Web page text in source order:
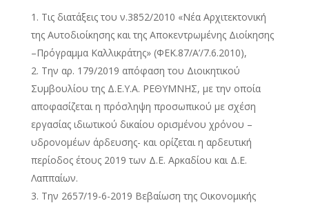
Τις διατάξεις του ν.3852/2010 «Νέα Αρχιτεκτονική
της Αυτοδιοίκησης και της Αποκεντρωμένης Διοίκησης
–Πρόγραμμα Καλλικράτης» (ΦΕΚ.87/Α’/7.6.2010),
Την αρ. 179/2019 απόφαση του Διοικητικού
Συμβουλίου της Δ.Ε.Υ.Α. ΡΕΘΥΜΝΗΣ, με την οποία
αποφασίζεται η πρόσληψη προσωπικού με σχέση
εργασίας ιδιωτικού δικαίου ορισμένου χρόνου –
υδρονομέων άρδευσης- και ορίζεται η αρδευτική
περίοδος έτους 2019 των Δ.Ε. Αρκαδίου και Δ.Ε.
Λαππαίων.
Την 2657/19-6-2019 Βεβαίωση της Οικονομικής